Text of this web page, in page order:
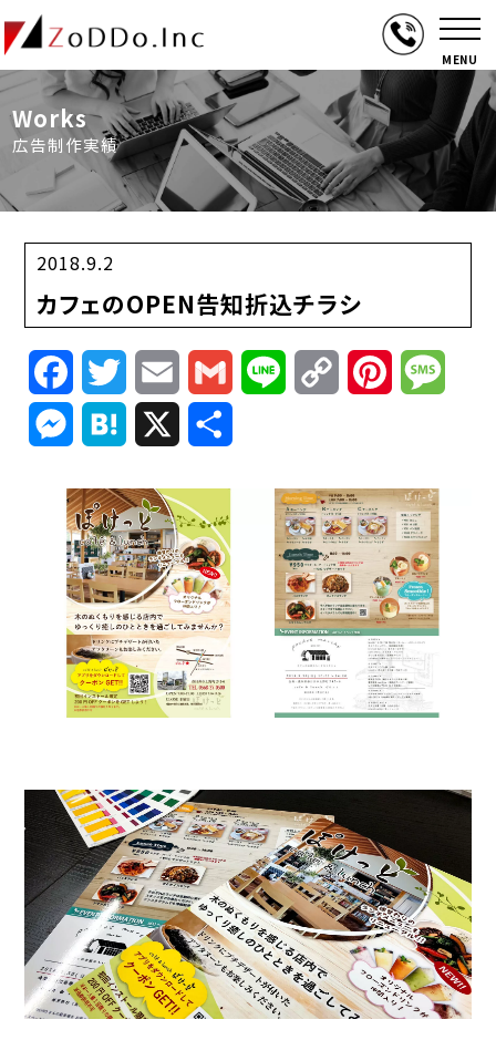
MENU
Works
広告制作実績
2018.9.2
カフェのOPEN告知折込チラシ
FacebookTwitterEmail Gmail Line
Copy
Link
Pinterest
Messenger
Hatena